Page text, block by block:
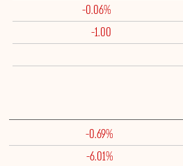
-0.06%
-1.00
-0.69%
-6.01%